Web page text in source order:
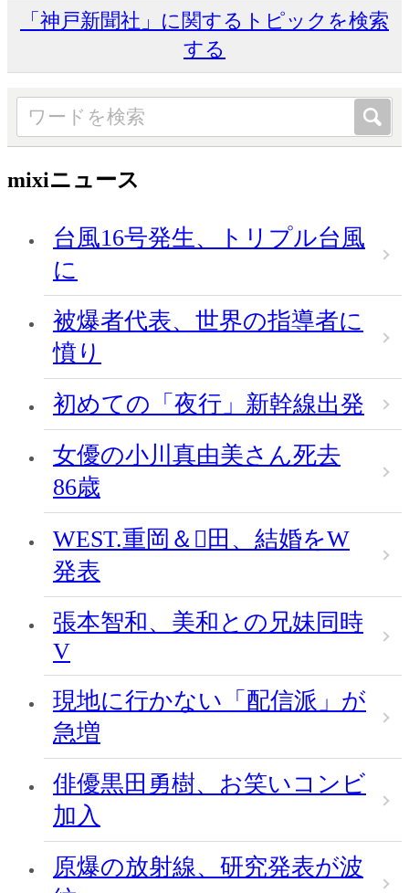
「神戸新聞社」に関するトピックを検索
する
mixiニュース
台風16号発生、トリプル台風
に
被爆者代表、世界の指導者に
憤り
初めての「夜行」新幹線出発
女優の小川真由美さん死去
86歳
WEST.重岡＆田、結婚をW
発表
張本智和、美和との兄妹同時
V
現地に行かない「配信派」が
急増
俳優黒田勇樹、お笑いコンビ
加入
原爆の放射線、研究発表が波